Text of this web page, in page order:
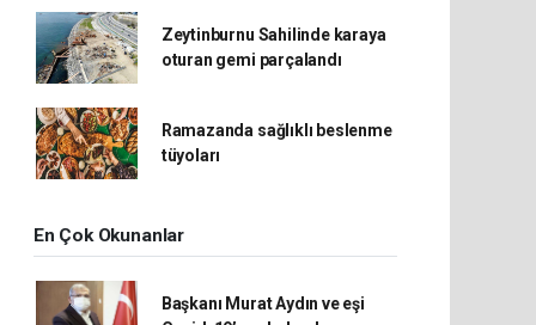
Zeytinburnu Sahilinde karaya
oturan gemi parçalandı
Ramazanda sağlıklı beslenme
tüyoları
En Çok Okunanlar
Başkanı Murat Aydın ve eşi